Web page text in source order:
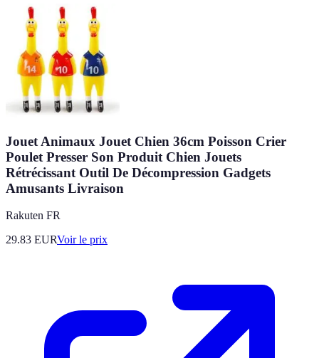
Jouet Animaux Jouet Chien 36cm Poisson Crier
Poulet Presser Son Produit Chien Jouets
Rétrécissant Outil De Décompression Gadgets
Amusants Livraison
Rakuten FR
29.83 EURVoir le prix